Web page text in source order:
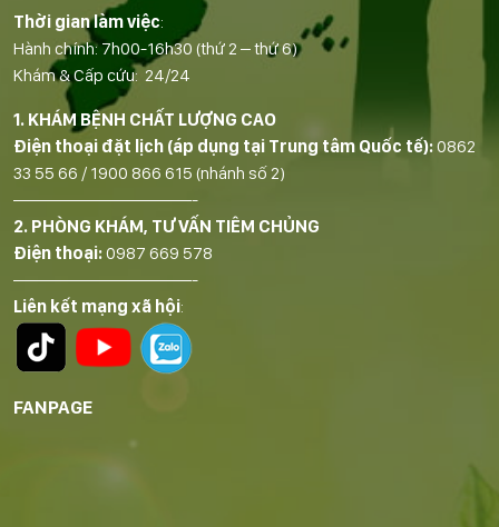
Thời gian làm việc:
Hành chính: 7h00-16h30 (thứ 2 – thứ 6)
Khám & Cấp cứu: 24/24
1. KHÁM BỆNH CHẤT LƯỢNG CAO
Điện thoại đặt lịch (áp dụng tại Trung tâm Quốc tế):0862
33 55 66 / 1900 866 615 (nhánh số 2)
——————————-
2. PHÒNG KHÁM, TƯ VẤN TIÊM CHỦNG
Điện thoại:0987 669 578
——————————-
Liên kết mạng xã hội:
FANPAGE